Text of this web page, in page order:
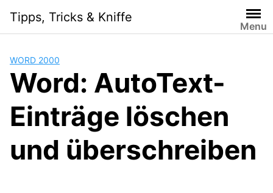
content
Tipps, Tricks & Kniffe
Menu
WORD 2000
Word: AutoText-
Einträge löschen
und überschreiben